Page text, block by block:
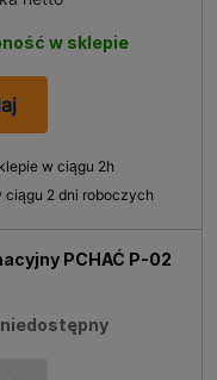
w sklepie
w ciągu 2h
ciągu 2 dni roboczych
PCHAĆ P-02